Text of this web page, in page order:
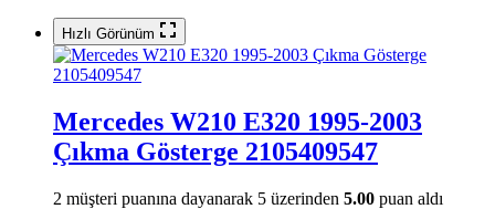
Hızlı Görünüm
Mercedes W210 E320 1995-2003
Çıkma Gösterge 2105409547
2 müşteri puanına dayanarak 5 üzerinden 5.00 puan aldı